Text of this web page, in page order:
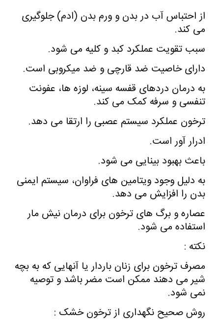
از احتباس آب در بدن و ورم بدن (ادم) جلوگیری
می کند.
سبب تقویت عملکرد کبد و کلیه می شود.
دارای خاصیت ضد قارچی و ضد میکروبی است.
به درمان دردهای قفسه سینه، لوزه ها، عفونت
تنفسی و سرفه کمک می کند.
ترخون عملکرد سیستم عصبی را ارتقا می دهد.
ادرار آور است.
باعث بهبود بینایی می شود.
به دلیل وجود ویتامین های فراوان، سیستم ایمنی
بدن را افزایش می دهد.
عصاره و برگ های ترخون برای درمان نیش مار
استفاده می شود.
نکته :
مصرف ترخون برای زنان باردار یا آنهایی که به بچه
شیر می دهند ممکن است مضر باشد و توصیه
نمی شود.
روش صحیح نگهداری از ترخون خشک :